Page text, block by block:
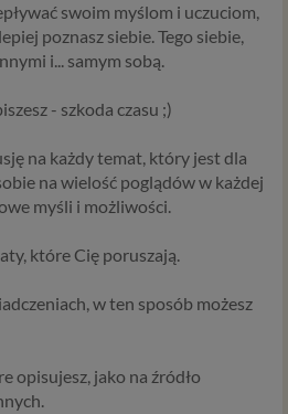
swoim myślom i uczuciom,
poznasz siebie. Tego siebie,
i... samym sobą.
- szkoda czasu ;)
na każdy temat, który jest dla
na wielość poglądów w każdej
myśli i możliwości.
które Cię poruszają.
w ten sposób możesz
opisujesz, jako na źródło
kilka rodzajów takich
naszych usług wystąpią, co do
której jesteś stroną. Umowa to,
ofertowych danej usługi.
z Tobą umowę o realizację
do realizacji tej umowy. W
u nas konto, to umowa o